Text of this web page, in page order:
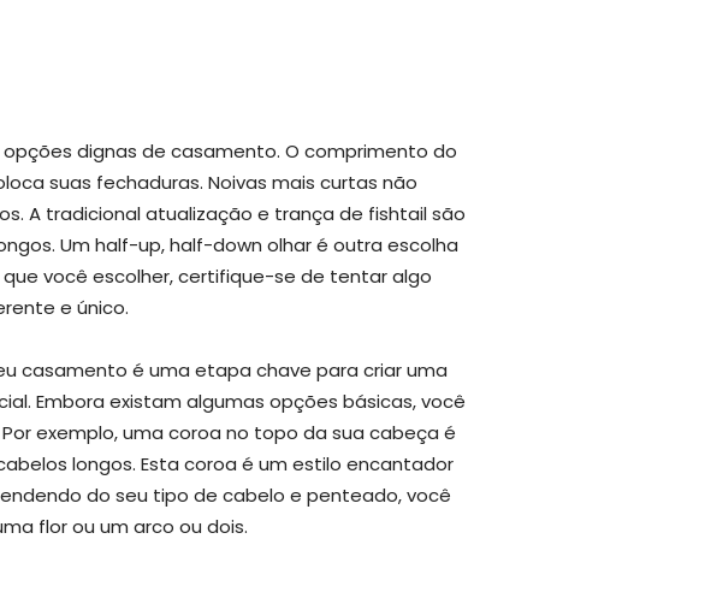
dignas de casamento. O comprimento do
suas fechaduras. Noivas mais curtas não
A tradicional atualização e trança de fishtail são
Um half-up, half-down olhar é outra escolha
você escolher, certifique-se de tentar algo
e único.
casamento é uma etapa chave para criar uma
Embora existam algumas opções básicas, você
exemplo, uma coroa no topo da sua cabeça é
longos. Esta coroa é um estilo encantador
do seu tipo de cabelo e penteado, você
flor ou um arco ou dois.